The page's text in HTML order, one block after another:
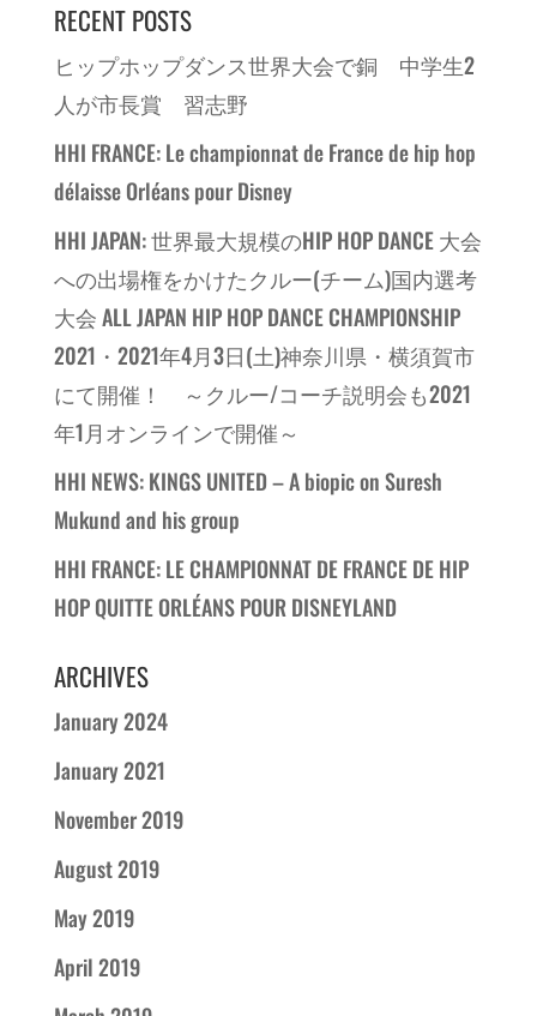
RECENT POSTS
ヒップホップダンス世界大会で銅 中学生2
人が市長賞 習志野
HHI FRANCE: Le championnat de France de hip hop
délaisse Orléans pour Disney
HHI JAPAN: 世界最大規模のHIP HOP DANCE 大会
への出場権をかけたクルー(チーム)国内選考
大会 ALL JAPAN HIP HOP DANCE CHAMPIONSHIP
2021・2021年4月3日(土)神奈川県・横須賀市
にて開催！ ～クルー/コーチ説明会も2021
年1月オンラインで開催～
HHI NEWS: KINGS UNITED – A biopic on Suresh
Mukund and his group
HHI FRANCE: LE CHAMPIONNAT DE FRANCE DE HIP
HOP QUITTE ORLÉANS POUR DISNEYLAND
ARCHIVES
January 2024
January 2021
November 2019
August 2019
May 2019
April 2019